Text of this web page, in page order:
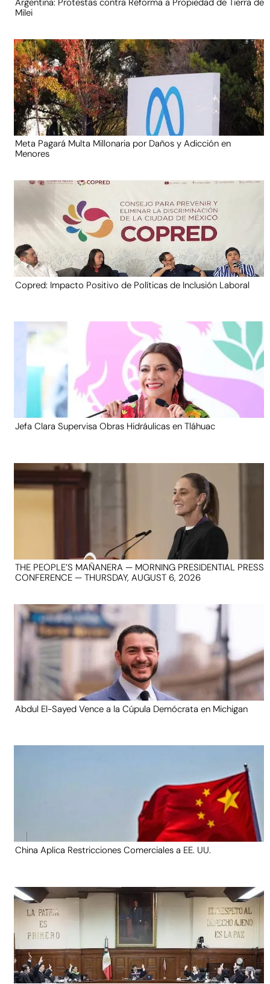
Milei
Meta Pagará Multa Millonaria por Daños y Adicción en
Menores
Copred: Impacto Positivo de Políticas de Inclusión Laboral
Jefa Clara Supervisa Obras Hidráulicas en Tláhuac
THE PEOPLE’S MAÑANERA — MORNING PRESIDENTIAL PRESS
CONFERENCE — THURSDAY, AUGUST 6, 2026
Abdul El-Sayed Vence a la Cúpula Demócrata en Michigan
China Aplica Restricciones Comerciales a EE. UU.